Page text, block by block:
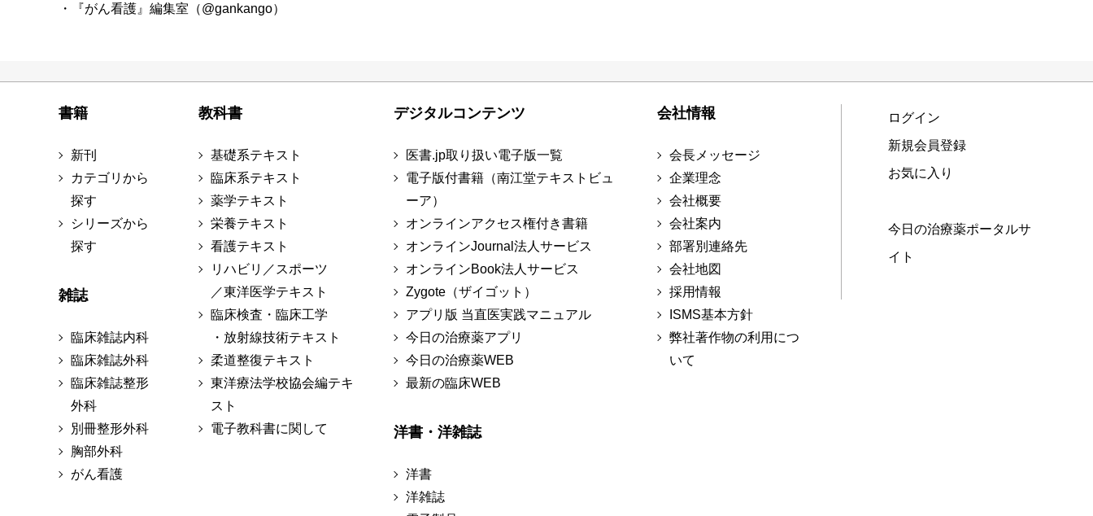
・『がん看護』編集室（@gankango）
書籍
新刊
カテゴリから
探す
シリーズから
探す
雑誌
臨床雑誌内科
臨床雑誌外科
臨床雑誌整形
外科
別冊整形外科
胸部外科
がん看護
教科書
基礎系テキスト
臨床系テキスト
薬学テキスト
栄養テキスト
看護テキスト
リハビリ／スポーツ
／東洋医学テキスト
臨床検査・臨床工学
・放射線技術テキスト
柔道整復テキスト
東洋療法学校協会編テキ
スト
電子教科書に関して
デジタルコンテンツ
医書.jp取り扱い電子版一覧
電子版付書籍（南江堂テキストビュ
ーア）
オンラインアクセス権付き書籍
オンラインJournal法人サービス
オンラインBook法人サービス
Zygote（ザイゴット）
アプリ版 当直医実践マニュアル
今日の治療薬アプリ
今日の治療薬WEB
最新の臨床WEB
洋書・洋雑誌
洋書
洋雑誌
会社情報
会長メッセージ
企業理念
会社概要
会社案内
部署別連絡先
会社地図
採用情報
ISMS基本方針
弊社著作物の利用につ
いて
ログイン
新規会員登録
お気に入り
今日の治療薬ポータルサ
イト